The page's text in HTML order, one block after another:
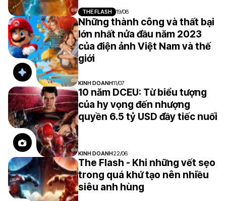
THE FLASH 19/08
Những thành công và thất bại
lớn nhất nửa đầu năm 2023
của điện ảnh Việt Nam và thế
giới
KINH DOANH11/07
10 năm DCEU: Từ biểu tượng
của hy vọng đến nhượng
quyền 6.5 tỷ USD đầy tiếc nuối
KINH DOANH22/06
The Flash - Khi những vết sẹo
trong quá khứ tạo nên nhiều
siêu anh hùng